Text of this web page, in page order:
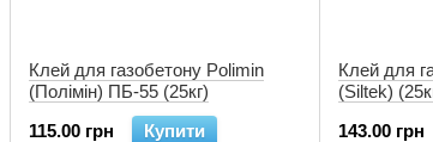
Клей для газобетону Polimin
(Полімін) ПБ-55 (25кг)
115.00 грн
Купити
Клей для
(Siltek)
143.00 грн